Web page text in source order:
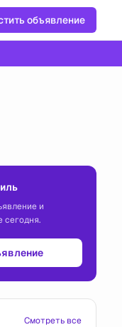
объявление
и
сегодня.
Смотреть все